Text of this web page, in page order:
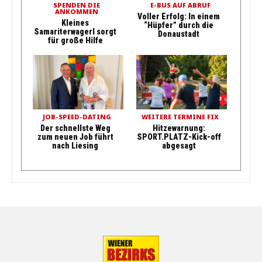
SPENDEN DIE
ANKOMMEN
Kleines
Samariterwagerl sorgt
für große Hilfe
E-BUS AUF ABRUF
Voller Erfolg: In einem
“Hüpfer” durch die
Donaustadt
JOB-SPEED-DATING
Der schnellste Weg
zum neuen Job führt
nach Liesing
WEITERE TERMINE FIX
Hitzewarnung:
SPORT.PLATZ-Kick-off
abgesagt